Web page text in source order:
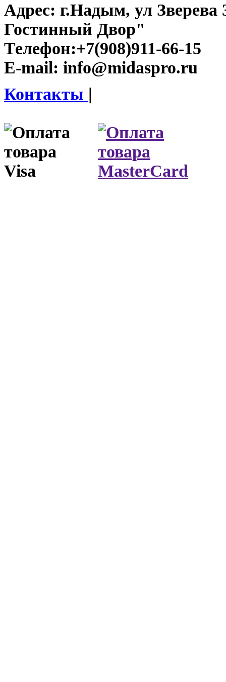
Адрес: г.Надым, ул
Гостинный Двор"
Телефон:+7(908)911-66-15
E-mail: info@midaspro.ru
Контакты |